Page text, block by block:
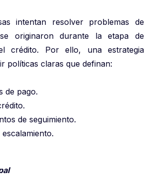
intentan resolver problemas de
originaron durante la etapa de
crédito. Por ello, una estrategia
políticas claras que definan:
de pago.
de seguimiento.